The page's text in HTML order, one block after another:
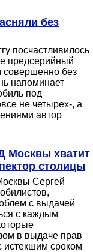
без
посчастливилось
предсерийный
совершенно без
напоминает
под
не четырех-, а
автор
Москвы хватит
столицы
Сергей
с выдачей
с каждым
в выдаче прав
истекшим сроком